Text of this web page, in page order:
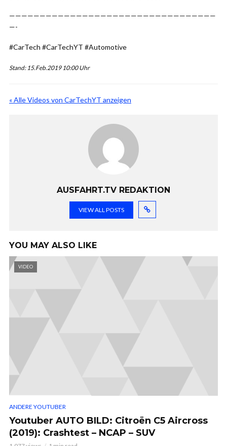
——————————————————————————————————
—-
#CarTech #CarTechYT #Automotive
Stand: 15.Feb.2019 10:00 Uhr
« Alle Videos von CarTechYT anzeigen
AUSFAHRT.TV REDAKTION
VIEW ALL POSTS
YOU MAY ALSO LIKE
VIDEO
ANDERE YOUTUBER
Youtuber AUTO BILD: Citroën C5 Aircross
(2019): Crashtest – NCAP – SUV